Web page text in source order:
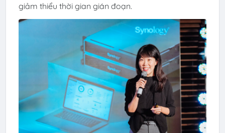
giảm thiểu thời gian gián đoạn.